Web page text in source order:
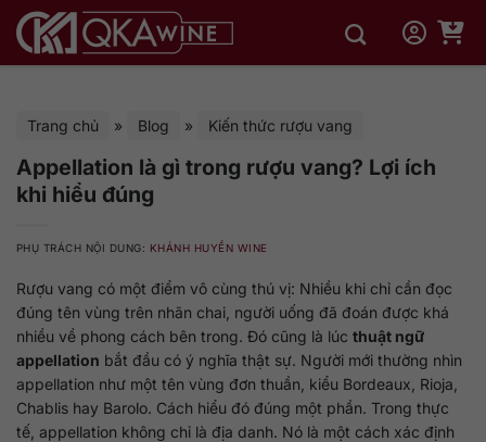
qua
Trang chủ » Blog » Kiến thức rượu vang
Appellation là gì trong rượu vang? Lợi ích
khi hiểu đúng
PHỤ TRÁCH NỘI DUNG: KHÁNH HUYỀN WINE
Rượu vang có một điểm vô cùng thú vị: Nhiều khi chỉ cần đọc
đúng tên vùng trên nhãn chai, người uống đã đoán được khá
nhiều về phong cách bên trong. Đó cũng là lúc thuật ngữ
appellation bắt đầu có ý nghĩa thật sự. Người mới thường nhìn
appellation như một tên vùng đơn thuần, kiểu Bordeaux, Rioja,
Chablis hay Barolo. Cách hiểu đó đúng một phần. Trong thực
tế, appellation không chỉ là địa danh. Nó là một cách xác định